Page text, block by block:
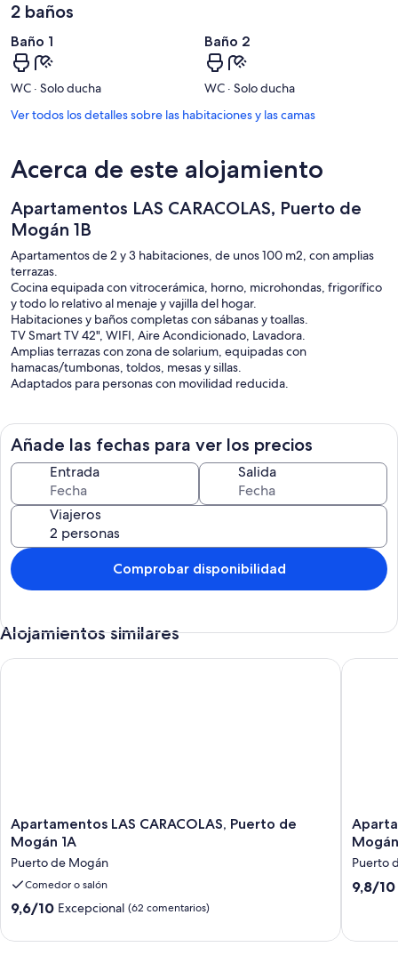
2 baños
Baño 1
WC · Solo ducha
Baño 2
WC · Solo ducha
Ver todos los detalles sobre las habitaciones y las camas
Acerca de este alojamiento
Apartamentos LAS CARACOLAS, Puerto de
Mogán 1B
Apartamentos de 2 y 3 habitaciones, de unos 100 m2, con amplias
terrazas.
Cocina equipada con vitrocerámica, horno, microhondas, frigorífico
y todo lo relativo al menaje y vajilla del hogar.
Habitaciones y baños completas con sábanas y toallas.
TV Smart TV 42", WIFI, Aire Acondicionado, Lavadora.
Amplias terrazas con zona de solarium, equipadas con
hamacas/tumbonas, toldos, mesas y sillas.
Adaptados para personas con movilidad reducida.
Añade las fechas para ver los precios
Entrada Salida
Viajeros
Comprobar disponibilidad
Alojamientos similares
Apartamentos
LAS
CARACOLAS,
Puerto
de
Mogán
1A
Apartamentos LAS CARACOLAS, Puerto de
Mogán 1A
Puerto de Mogán
Comedor o salón
9.6
10,
9,6/10 Excepcional (62 comentarios)
Apartamentos LAS CARACOLAS, Puerto de Mogán 1A
LAS
Puerto
de
Puerto
9.8
9,8/10